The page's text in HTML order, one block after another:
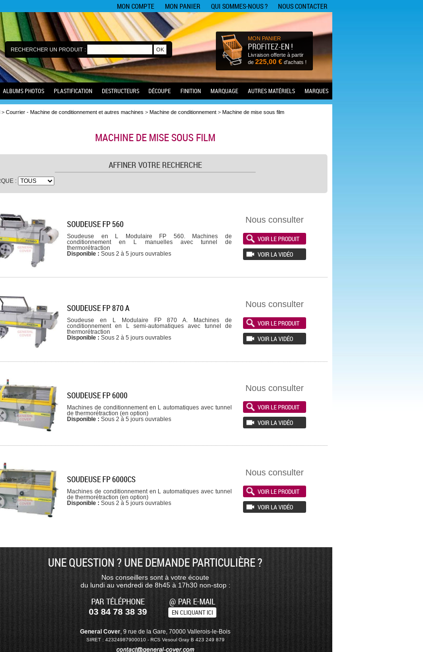
MON COMPTE MON PANIER QUI SOMMES-NOUS ? NOUS CONTACTER
MON PANIER
PROFITEZ-EN !
Livraison offerte à partir
de 225,00 € d'achats !
RECHERCHER UN PRODUIT :
ALBUMS PHOTOS PLASTIFICATION DESTRUCTEURS DÉCOUPE FINITION MARQUAGE AUTRES MATÉRIELS MARQUES
> Courrier - Machine de conditionnement et autres machines > Machine de conditionnement > Machine de mise sous film
MACHINE DE MISE SOUS FILM
AFFINER VOTRE RECHERCHE
:
SOUDEUSE FP 560
Soudeuse en L Modulaire FP 560. Machines de
conditionnement en L manuelles avec tunnel de
thermorétraction
Disponible : Sous 2 à 5 jours ouvrables
Nous consulter
VOIR LE PRODUIT
VOIR LA VIDÉO
SOUDEUSE FP 870 A
Soudeuse en L Modulaire FP 870 A. Machines de
conditionnement en L semi-automatiques avec tunnel de
thermorétraction
Disponible : Sous 2 à 5 jours ouvrables
Nous consulter
VOIR LE PRODUIT
VOIR LA VIDÉO
SOUDEUSE FP 6000
Machines de conditionnement en L automatiques avec tunnel
de thermorétraction (en option)
Disponible : Sous 2 à 5 jours ouvrables
Nous consulter
VOIR LE PRODUIT
VOIR LA VIDÉO
SOUDEUSE FP 6000CS
Machines de conditionnement en L automatiques avec tunnel
de thermorétraction (en option)
Disponible : Sous 2 à 5 jours ouvrables
Nous consulter
VOIR LE PRODUIT
VOIR LA VIDÉO
UNE QUESTION ? UNE DEMANDE PARTICULIÈRE ?
Nos conseillers sont à votre écoute
du lundi au vendredi de 8h45 à 17h30 non-stop :
PAR TÉLÉPHONE
03 84 78 38 39
@ PAR E-MAIL
EN CLIQUANT ICI
General Cover, 9 rue de la Gare, 70000 Vallerois-le-Bois
SIRET : 42324987900010 - RCS Vesoul Gray B 423 249 879